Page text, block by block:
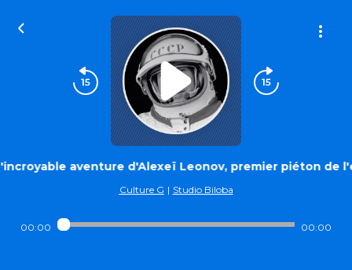
aventure d'Alexeï Leonov, premier piéton de
Culture G | Studio Biloba
00:00 00:00